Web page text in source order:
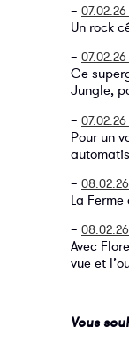
–
Un rock
–
Ce
Jungle,
–
Pour un
–
La
– 08.02.26
Avec
vue et
Vous